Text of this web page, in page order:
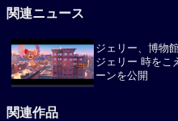
関連ニュース
ジェリー、博物
ジェリー 時をこ
ーンを公開
関連作品